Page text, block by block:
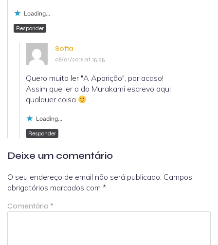
Loading...
Responder
Sofia
08/01/2016 at 15:25
Quero muito ler "A Aparição", por acaso!
Assim que ler o do Murakami escrevo aqui
qualquer coisa
Loading...
Responder
Deixe um comentário
O seu endereço de email não será publicado. Campos
obrigatórios marcados com *
Comentário *